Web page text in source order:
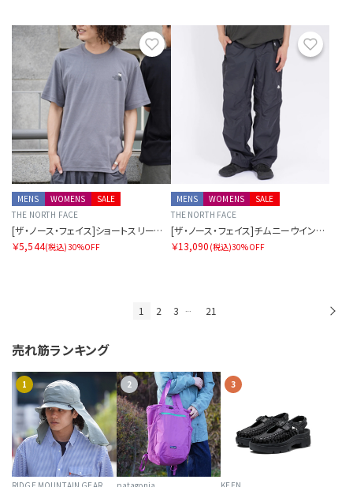
お気に入り
SALE
MENS
WOMENS
THE NORTH FACE
[ザ・ノース・フェイス]ショートスリーブズーピッカーティー
￥5,544(税込)30%OFF
SALE
MENS
WOMENS
THE NORTH FACE
[ザ・ノース・フェイス]チムニーウインドパンツ
￥13,090 (税込)30%OFF
1 2 3 … 21
売れ筋ランキング
1 2 3